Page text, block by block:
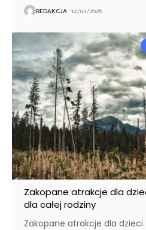
REDAKCJA 12/02/2026
Zakopane atrakcje dla
dla całej rodziny
Zakopane atrakcje dla